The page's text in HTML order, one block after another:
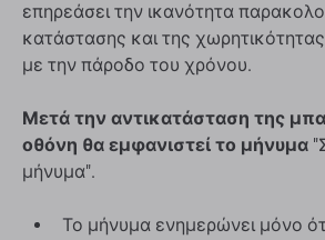
επηρεάσει την ικανότητα
κατάστασης και της
με την πάροδο του χρόνου.
Μετά την αντικατάσταση της
οθόνη θα εμφανιστεί το μήνυμα
μήνυμα".
Το μήνυμα ενημερώνει μόνο